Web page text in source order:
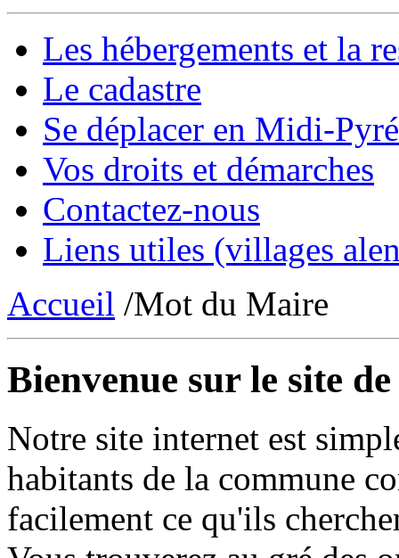
Les hébergements et la
Le cadastre
Se déplacer en Midi-
Vos droits et démarches
Contactez-nous
Liens utiles (villages
Accueil /Mot du Maire
Bienvenue sur le site
Notre site internet est
habitants de la commune
facilement ce qu'ils